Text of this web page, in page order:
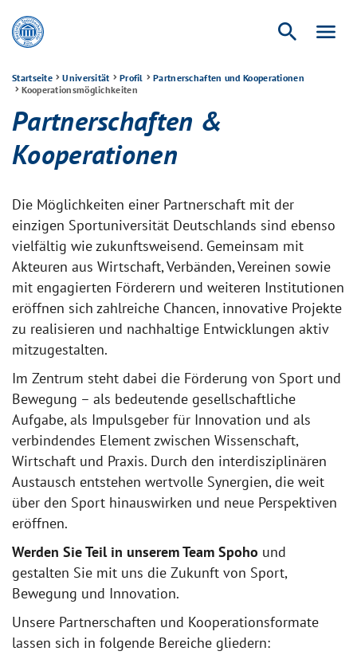
search menu
Startseite Universität Profil
Partnerschaften und Kooperationen
Kooperationsmöglichkeiten
Partnerschaften &
Kooperationen
Die Möglichkeiten einer Partnerschaft mit der
einzigen Sportuniversität Deutschlands sind ebenso
vielfältig wie zukunftsweisend. Gemeinsam mit
Akteuren aus Wirtschaft, Verbänden, Vereinen sowie
mit engagierten Förderern und weiteren Institutionen
eröffnen sich zahlreiche Chancen, innovative Projekte
zu realisieren und nachhaltige Entwicklungen aktiv
mitzugestalten.
Im Zentrum steht dabei die Förderung von Sport und
Bewegung – als bedeutende gesellschaftliche
Aufgabe, als Impulsgeber für Innovation und als
verbindendes Element zwischen Wissenschaft,
Wirtschaft und Praxis. Durch den interdisziplinären
Austausch entstehen wertvolle Synergien, die weit
über den Sport hinauswirken und neue Perspektiven
eröffnen.
Werden Sie Teil in unserem Team Spoho und
gestalten Sie mit uns die Zukunft von Sport,
Bewegung und Innovation.
Unsere Partnerschaften und Kooperationsformate
lassen sich in folgende Bereiche gliedern: